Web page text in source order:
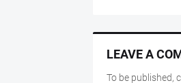
LEAVE A
To be published,